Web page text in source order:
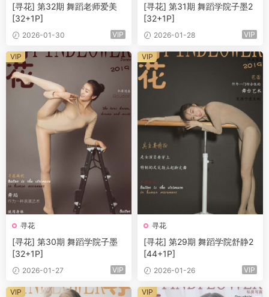
[寻花] 第32期 舞蹈老师爱美
[32+1P]
2026-01-30 VIP
[寻花] 第31期 舞蹈学院子墨2
[32+1P]
2026-01-28 VIP
寻花
[寻花] 第30期 舞蹈学院子墨
[32+1P]
2026-01-27 VIP
VIP
寻花
[寻花] 第29期 舞蹈学院舒静2
[44+1P]
2026-01-26 VIP
VIP
VIP VIP